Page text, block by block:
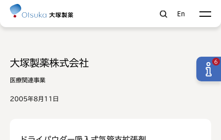
En
大塚製薬株式会社
医療関連事業
2005年8月11日
6